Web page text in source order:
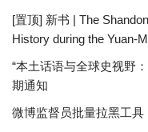
[置顶] 新书 | The
History during the Yuan-
“本土话语与全球史视野
期通知
微博监督员批量拉黑工具